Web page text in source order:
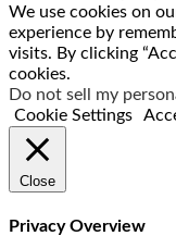
We use cookies on
experience by
visits. By clicking
cookies.
Do not sell my
Cookie Settings
Close
Privacy Overview